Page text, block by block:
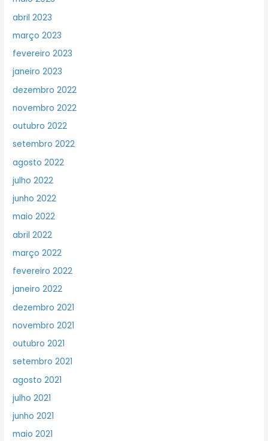
abril 2023
março 2023
fevereiro 2023
janeiro 2023
dezembro 2022
novembro 2022
outubro 2022
setembro 2022
agosto 2022
julho 2022
junho 2022
maio 2022
abril 2022
março 2022
fevereiro 2022
janeiro 2022
dezembro 2021
novembro 2021
outubro 2021
setembro 2021
agosto 2021
julho 2021
junho 2021
maio 2021